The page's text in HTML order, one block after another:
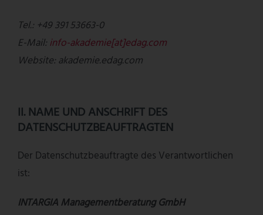
Tel.: +49 391 53663-0
E-Mail:info-akademie[at]edag.com
Website: akademie.edag.com
II. NAME UND ANSCHRIFT DES
DATENSCHUTZBEAUFTRAGTEN
Der Datenschutzbeauftragte des Verantwortlichen
ist:
INTARGIA Managementberatung GmbH